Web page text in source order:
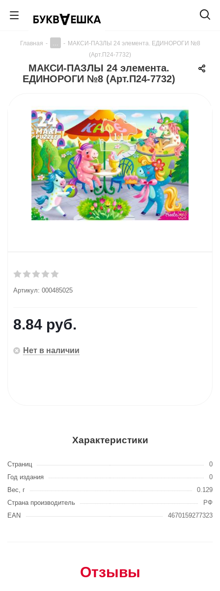
Главная - - МАКСИ-ПАЗЛЫ 24 элемента. ЕДИНОРОГИ №8
(Арт.П24-7732)
МАКСИ-ПАЗЛЫ 24 элемента.
ЕДИНОРОГИ №8 (Арт.П24-7732)
Артикул: 000485025
8.84 руб.
Нет в наличии
Характеристики
Страниц
0
Год издания
0
Вес, г
0.129
Страна производитель
РФ
EAN
4670159277323
Отзывы